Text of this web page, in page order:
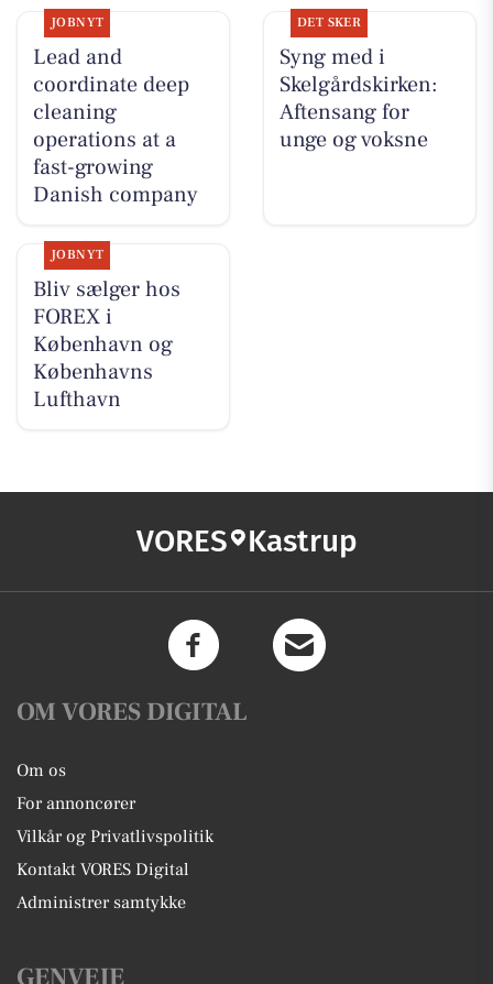
JOBNYT
Lead and
coordinate deep
cleaning
operations at a
fast-growing
Danish company
DET SKER
Syng med i
Skelgårdskirken:
Aftensang for
unge og voksne
JOBNYT
Bliv sælger hos
FOREX i
København og
Københavns
Lufthavn
VORES Kastrup
OM VORES DIGITAL
Om os
For annoncører
Vilkår og Privatlivspolitik
Kontakt VORES Digital
Administrer samtykke
GENVEJE